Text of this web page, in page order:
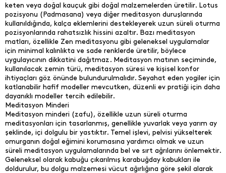
keten veya doğal kauçuk gibi doğal malzemelerden üretilir. Lotus
pozisyonu (Padmasana) veya diğer meditasyon duruşlarında
kullanıldığında, kalça eklemlerini destekleyerek uzun süreli oturma
pozisyonlarında rahatsızlık hissini azaltır. Bazı meditasyon
matları, özellikle Zen meditasyonu gibi geleneksel uygulamalar
için minimal kalınlıkta ve sade renklerde üretilir, böylece
uygulayıcının dikkatini dağıtmaz. Meditasyon matının seçiminde,
kullanılacak zemin türü, meditasyon süresi ve kişisel konfor
ihtiyaçları göz önünde bulundurulmalıdır. Seyahat eden yogiler için
katlanabilir hafif modeller mevcutken, düzenli ev pratiği için daha
dayanıklı modeller tercih edilebilir.
Meditasyon Minderi
Meditasyon minderi (zafu), özellikle uzun süreli oturma
meditasyonları için tasarlanmış, genellikle yuvarlak veya yarım ay
şeklinde, içi dolgulu bir yastıktır. Temel işlevi, pelvisi yükselterek
omurganın doğal eğimini korumasına yardımcı olmak ve uzun
süreli meditasyon uygulamalarında bel ve sırt ağrılarını önlemektir.
Geleneksel olarak kabuğu çıkarılmış karabuğday kabukları ile
doldurulur, bu dolgu malzemesi vücut ağırlığına göre şekil alarak